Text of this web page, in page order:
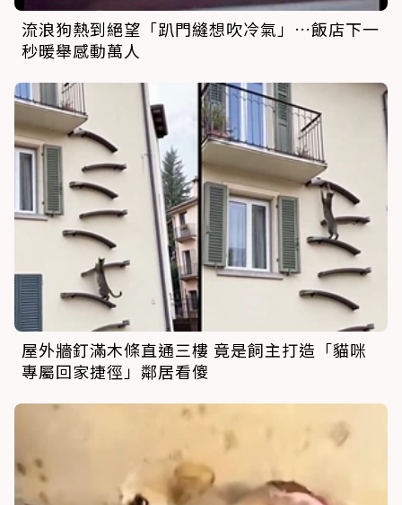
流浪狗熱到絕望「趴門縫想吹冷氣」…飯店下一
秒暖舉感動萬人
屋外牆釘滿木條直通三樓 竟是飼主打造「貓咪
專屬回家捷徑」鄰居看傻